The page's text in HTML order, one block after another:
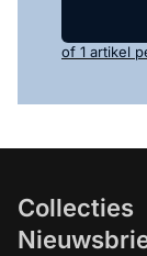
of 1 artikel
Collecties